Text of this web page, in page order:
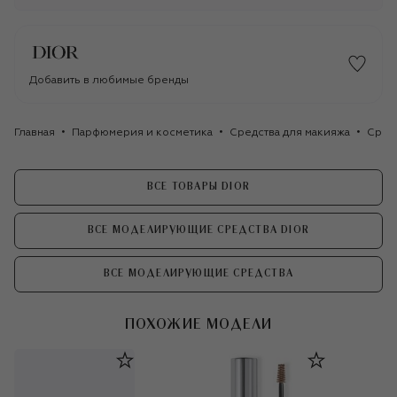
Добавить в любимые бренды
Главная Парфюмерия и косметика Средства для макияжа
ВСЕ ТОВАРЫ DIOR
ВСЕ МОДЕЛИРУЮЩИЕ СРЕДСТВА DIOR
ВСЕ МОДЕЛИРУЮЩИЕ СРЕДСТВА
ПОХОЖИЕ МОДЕЛИ